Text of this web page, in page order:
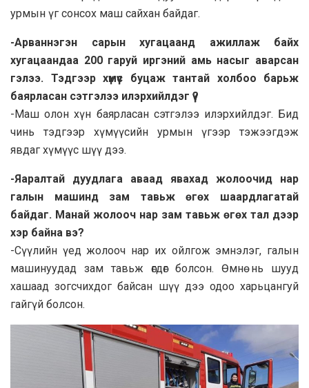
урмын үг сонсох маш сайхан байдаг.
-Арваннэгэн сарын хугацаанд ажиллаж байх
хугацаандаа 200 гаруй иргэний амь насыг аварсан
гэлээ. Тэдгээр хүмүүс буцаж тантай холбоо барьж
баярласан сэтгэлээ илэрхийлдэг үү?
-Маш олон хүн баярласан сэтгэлээ илэрхийлдэг. Бид
чинь тэдгээр хүмүүсийн урмын үгээр тэжээгдэж
явдаг хүмүүс шүү дээ.
-Яаралтай дуудлага аваад явахад жолоочид нар
галын машинд зам тавьж өгөх шаардлагатай
байдаг. Манай жолооч нар зам тавьж өгөх тал дээр
хэр байна вэ?
-Сүүлийн үед жолооч нар их ойлгож эмнэлэг, галын
машинуудад зам тавьж өгдөг болсон. Өмнө нь шууд
хашаад зогсчихдог байсан шүү дээ одоо харьцангуй
гайгүй болсон.